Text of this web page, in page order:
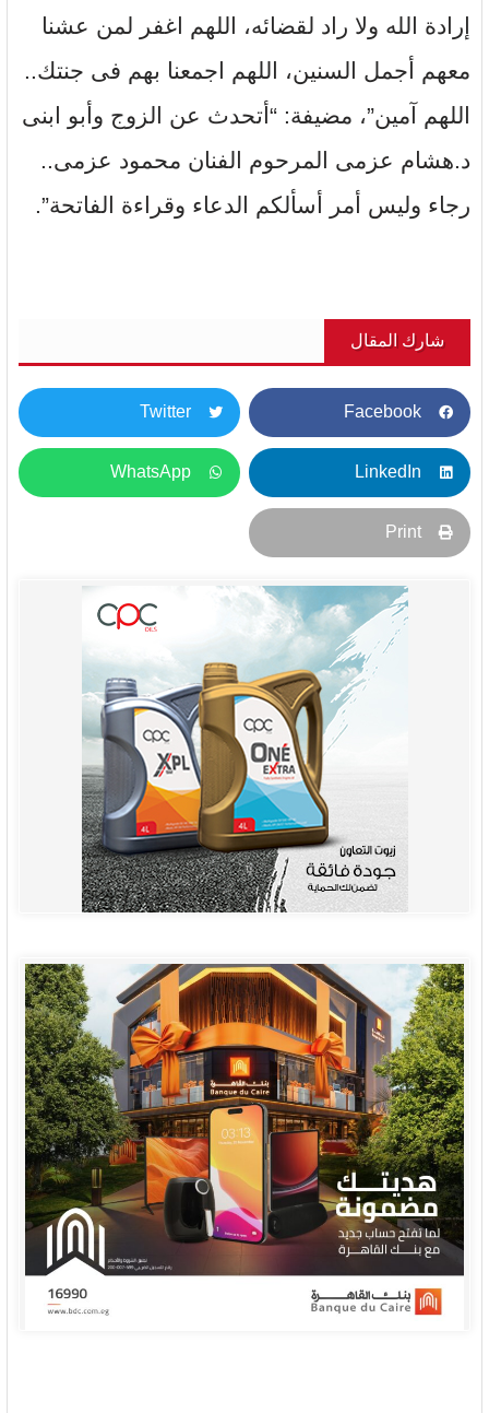
إرادة الله ولا راد لقضائه، اللهم اغفر لمن عشنا
معهم أجمل السنين، اللهم اجمعنا بهم فى جنتك..
اللهم آمين”، مضيفة: “أتحدث عن الزوج وأبو ابنى
د.هشام عزمى المرحوم الفنان محمود عزمى..
رجاء وليس أمر أسألكم الدعاء وقراءة الفاتحة”.
شارك المقال
Facebook
Twitter
LinkedIn
WhatsApp
Print